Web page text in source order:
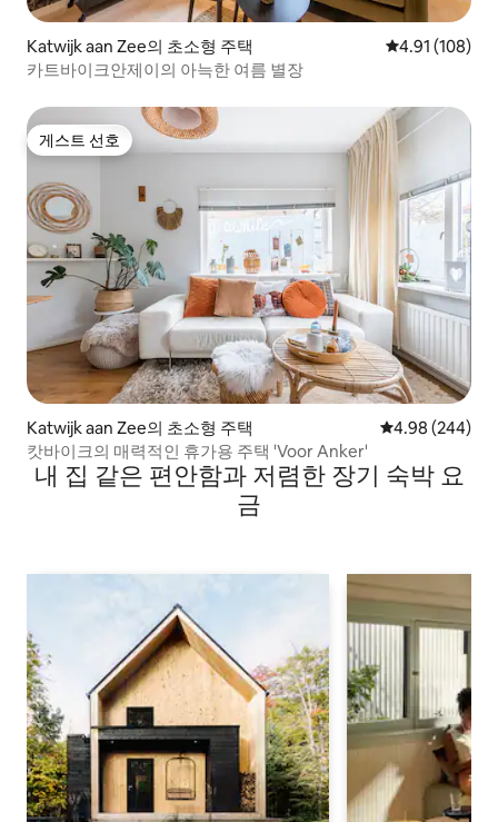
Katwijk aan Zee의 초소형 주택 평점 4.91점(5
4.91 (108)
카트바이크안제이의 아늑한 여름 별장
게스트 선호
게스트 선호
Katwijk aan Zee의 초소형 주택 평점 4.98점(5
4.98 (244)
캇바이크의 매력적인 휴가용 주택 'Voor Anker'
내 집 같은 편안함과 저렴한 장기 숙박 요
금